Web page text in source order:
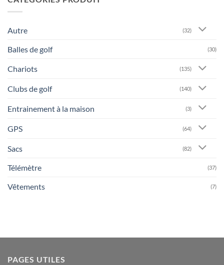
Autre (32)
Balles de golf (30)
Chariots (135)
Clubs de golf (140)
Entrainement à la maison (3)
GPS (64)
Sacs (82)
Télémètre (37)
Vêtements (7)
PAGES UTILES